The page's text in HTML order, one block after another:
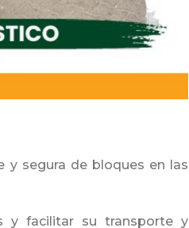
y segura de bloques en las
y facilitar su transporte y